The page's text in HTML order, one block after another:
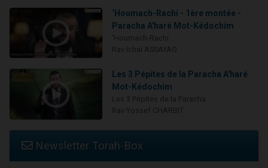
‘Houmach-Rachi - 1ère montée -
Paracha A'haré Mot-Kédochim
Les 3 Pépites de la Paracha A'haré
Mot-Kédochim
Newsletter Torah-Box